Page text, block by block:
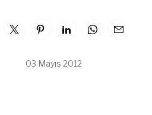
03 Mayıs 2012